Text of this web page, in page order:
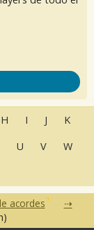
H I J
K
U V
W
acordes